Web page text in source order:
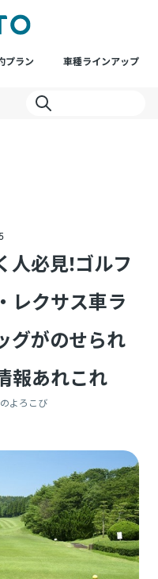
プラン 車種ラインアップ
人必見!ゴルフ
レクサス車ラ
グがのせられ
報あれこれ
よろこび